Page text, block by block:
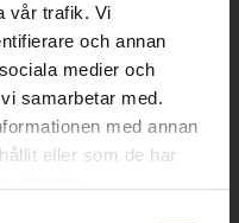
vår trafik. Vi
och annan
medier och
samarbetar med.
med annan
eller som de har